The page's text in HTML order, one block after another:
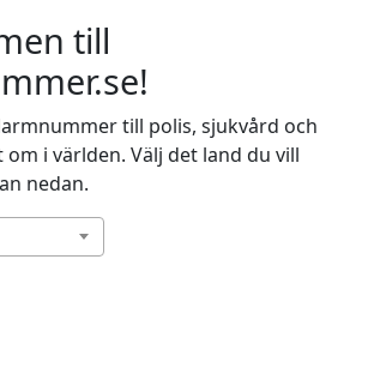
till
till polis, sjukvård och
i världen. Välj det land du vill
nedan.